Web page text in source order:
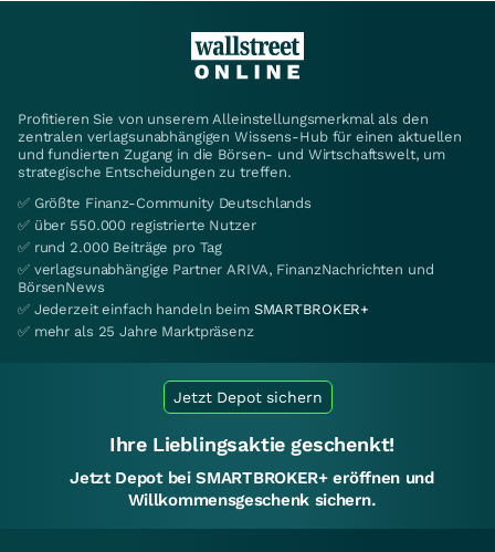
Profitieren Sie von unserem Alleinstellungsmerkmal als den
zentralen verlagsunabhängigen Wissens-Hub für einen aktuellen
und fundierten Zugang in die Börsen- und Wirtschaftswelt, um
strategische Entscheidungen zu treffen.
✅ Größte Finanz-Community Deutschlands
✅ über 550.000 registrierte Nutzer
✅ rund 2.000 Beiträge pro Tag
✅ verlagsunabhängige Partner ARIVA, FinanzNachrichten und
BörsenNews
✅ Jederzeit einfach handeln beim SMARTBROKER+
✅ mehr als 25 Jahre Marktpräsenz
Jetzt Depot sichern
Ihre Lieblingsaktie geschenkt!
Jetzt Depot bei SMARTBROKER+ eröffnen und
Willkommensgeschenk sichern.